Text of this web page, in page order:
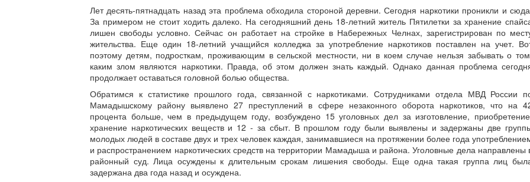
Лет десять-пятнадцать назад эта проблема обходила стороной деревни. Сегодня наркотики проникли и
За примером не стоит ходить далеко. На сегодняшний день 18-летний житель Пятилетки за хранение
лишен свободы условно. Сейчас он работает на стройке в Набережных Челнах, зарегистрирован по
жительства. Еще один 18-летний учащийся колледжа за употребление наркотиков поставлен на учет.
поэтому детям, подросткам, проживающим в сельской местности, ни в коем случае нельзя забывать о
каким злом являются наркотики. Правда, об этом должен знать каждый. Однако данная проблема
продолжает оставаться головной болью общества.
Обратимся к статистике прошлого года, связанной с наркотиками. Сотрудниками отдела МВД России
Мамадышскому району выявлено 27 преступлений в сфере незаконного оборота наркотиков, что на
процента больше, чем в предыдущем году, возбуждено 15 уголовных дел за изготовление,
хранение наркотических веществ и 12 - за сбыт. В прошлом году были выявлены и задержаны две
молодых людей в составе двух и трех человек каждая, занимавшиеся на протяжении более года
и распространением наркотических средств на территории Мамадыша и района. Уголовные дела направлены
районный суд. Лица осуждены к длительным срокам лишения свободы. Еще одна такая группа лиц
задержана два года назад и осуждена.